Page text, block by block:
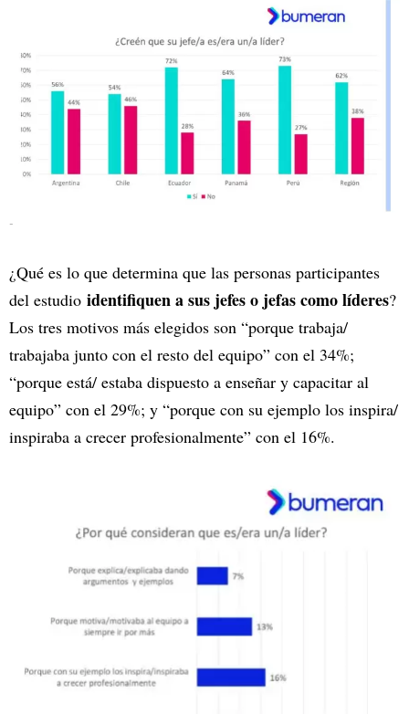
-
¿Qué es lo que determina que las personas participantes
del estudio identifiquen a sus jefes o jefas como líderes?
Los tres motivos más elegidos son “porque trabaja/
trabajaba junto con el resto del equipo” con el 34%;
“porque está/ estaba dispuesto a enseñar y capacitar al
equipo” con el 29%; y “porque con su ejemplo los inspira/
inspiraba a crecer profesionalmente” con el 16%.